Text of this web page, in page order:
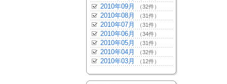
2010年09月 （32件）
2010年08月 （31件）
2010年07月 （31件）
2010年06月 （34件）
2010年05月 （31件）
2010年04月 （32件）
2010年03月 （12件）